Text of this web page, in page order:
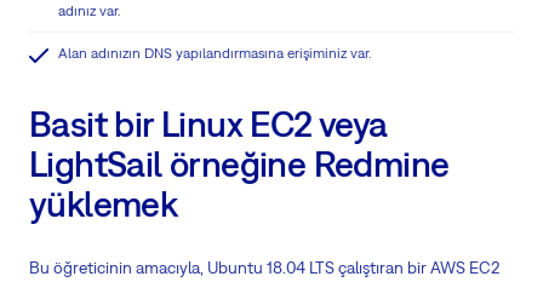
adınız var.
Alan adınızın DNS yapılandırmasına erişiminiz var.
Basit bir Linux EC2 veya
LightSail örneğine Redmine
yüklemek
Bu öğreticinin amacıyla, Ubuntu 18.04 LTS çalıştıran bir AWS EC2